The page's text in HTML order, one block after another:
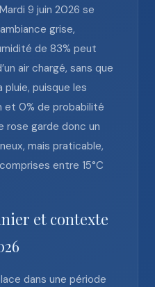
9 juin 2026 se
grise,
de 83% peut
air chargé, sans que
puisque les
et 0% de probabilité
rose garde donc un
mais praticable,
entre 15°C
et contexte
dans une période